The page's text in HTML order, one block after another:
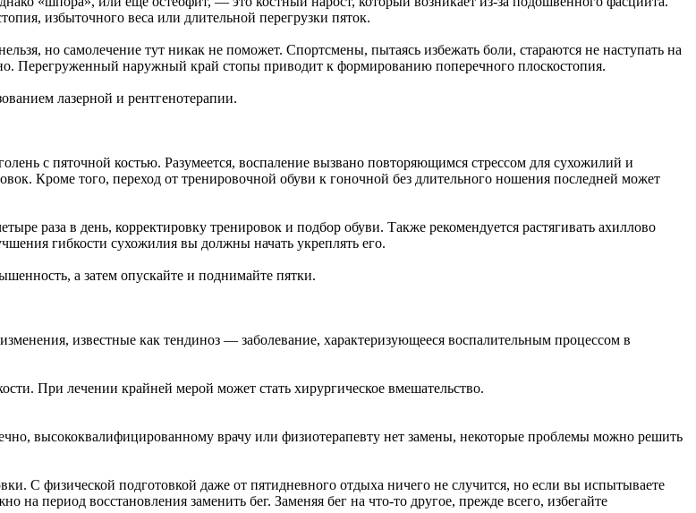
избыточного веса или длительной перегрузки пяток.
но самолечение тут никак не поможет. Спортсмены, пытаясь избежать боли, стараются не наступать на
Перегруженный наружный край стопы приводит к формированию поперечного плоскостопия.
лазерной и рентгенотерапии.
с пяточной костью. Разумеется, воспаление вызвано повторяющимся стрессом для сухожилий и
Кроме того, переход от тренировочной обуви к гоночной без длительного ношения последней может
раза в день, корректировку тренировок и подбор обуви. Также рекомендуется растягивать ахиллово
гибкости сухожилия вы должны начать укреплять его.
а затем опускайте и поднимайте пятки.
известные как тендиноз — заболевание, характеризующееся воспалительным процессом в
При лечении крайней мерой может стать хирургическое вмешательство.
высококвалифицированному врачу или физиотерапевту нет замены, некоторые проблемы можно решить
С физической подготовкой даже от пятидневного отдыха ничего не случится, но если вы испытываете
на период восстановления заменить бег. Заменяя бег на что-то другое, прежде всего, избегайте